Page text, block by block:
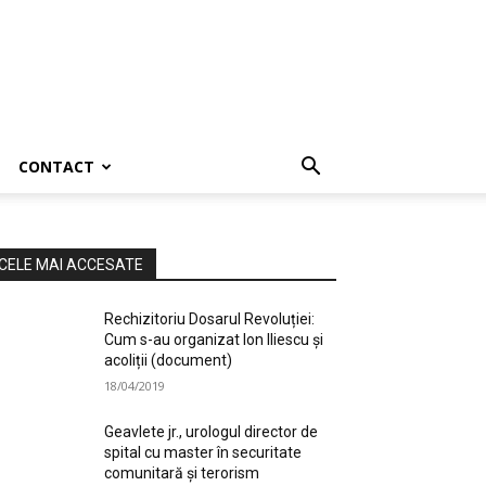
CONTACT
MAI ACCESATE
Rechizitoriu Dosarul Revoluției:
Cum s-au organizat Ion Iliescu și
acoliții (document)
18/04/2019
Geavlete jr., urologul director de
spital cu master în securitate
comunitară și terorism